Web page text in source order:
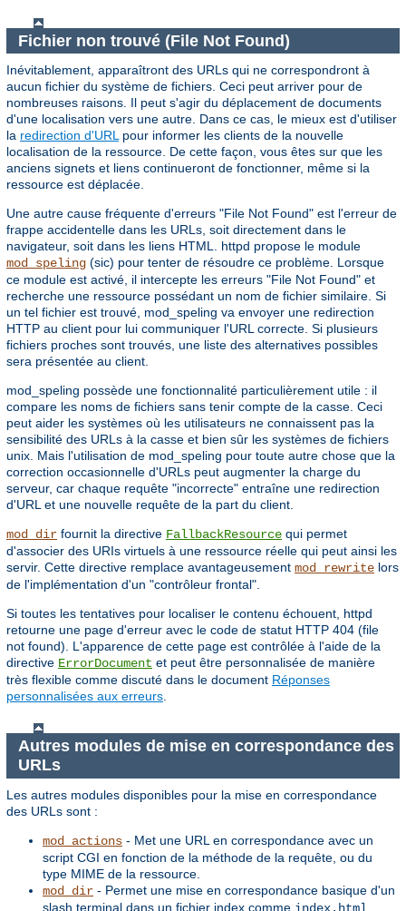
Fichier non trouvé (File Not Found)
Inévitablement, apparaîtront des URLs qui ne correspondront à
aucun fichier du système de fichiers. Ceci peut arriver pour de
nombreuses raisons. Il peut s'agir du déplacement de documents
d'une localisation vers une autre. Dans ce cas, le mieux est d'utiliser
la redirection d'URLpour informer les clients de la nouvelle
localisation de la ressource. De cette façon, vous êtes sur que les
anciens signets et liens continueront de fonctionner, même si la
ressource est déplacée.
Une autre cause fréquente d'erreurs "File Not Found" est l'erreur de
frappe accidentelle dans les URLs, soit directement dans le
navigateur, soit dans les liens HTML. httpd propose le module
mod_speling (sic) pour tenter de résoudre ce problème. Lorsque
ce module est activé, il intercepte les erreurs "File Not Found" et
recherche une ressource possédant un nom de fichier similaire. Si
un tel fichier est trouvé, mod_speling va envoyer une redirection
HTTP au client pour lui communiquer l'URL correcte. Si plusieurs
fichiers proches sont trouvés, une liste des alternatives possibles
sera présentée au client.
mod_speling possède une fonctionnalité particulièrement utile : il
compare les noms de fichiers sans tenir compte de la casse. Ceci
peut aider les systèmes où les utilisateurs ne connaissent pas la
sensibilité des URLs à la casse et bien sûr les systèmes de fichiers
unix. Mais l'utilisation de mod_speling pour toute autre chose que la
correction occasionnelle d'URLs peut augmenter la charge du
serveur, car chaque requête "incorrecte" entraîne une redirection
d'URL et une nouvelle requête de la part du client.
mod_dir fournit la directive FallbackResource qui permet
d'associer des URIs virtuels à une ressource réelle qui peut ainsi les
servir. Cette directive remplace avantageusement mod_rewrite lors
de l'implémentation d'un "contrôleur frontal".
Si toutes les tentatives pour localiser le contenu échouent, httpd
retourne une page d'erreur avec le code de statut HTTP 404 (file
not found). L'apparence de cette page est contrôlée à l'aide de la
directive ErrorDocument et peut être personnalisée de manière
très flexible comme discuté dans le document Réponses
personnalisées aux erreurs.
Autres modules de mise en correspondance des
URLs
Les autres modules disponibles pour la mise en correspondance
des URLs sont :
mod_actions - Met une URL en correspondance avec un
script CGI en fonction de la méthode de la requête, ou du
type MIME de la ressource.
mod_dir - Permet une mise en correspondance basique d'un
slash terminal dans un fichier index comme index.html